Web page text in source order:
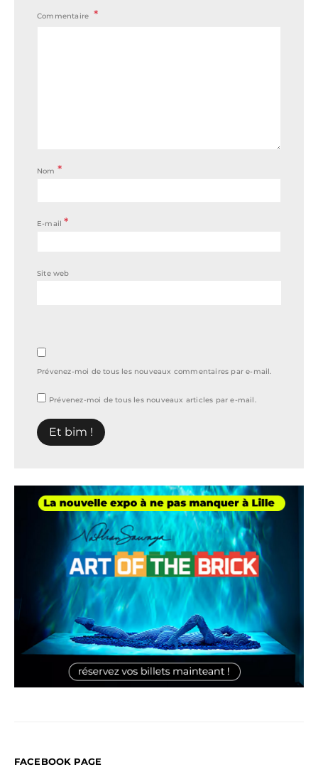
Commentaire
Nom *
E-mail*
Site web
Prévenez-moi de tous les nouveaux commentaires par e-mail.
Prévenez-moi de tous les nouveaux articles par e-mail.
FACEBOOK PAGE